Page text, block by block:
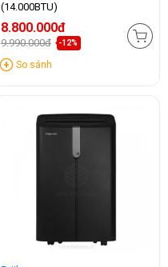
(14.000BTU)
8.800.000đ
9.990.000đ -12%
So sánh